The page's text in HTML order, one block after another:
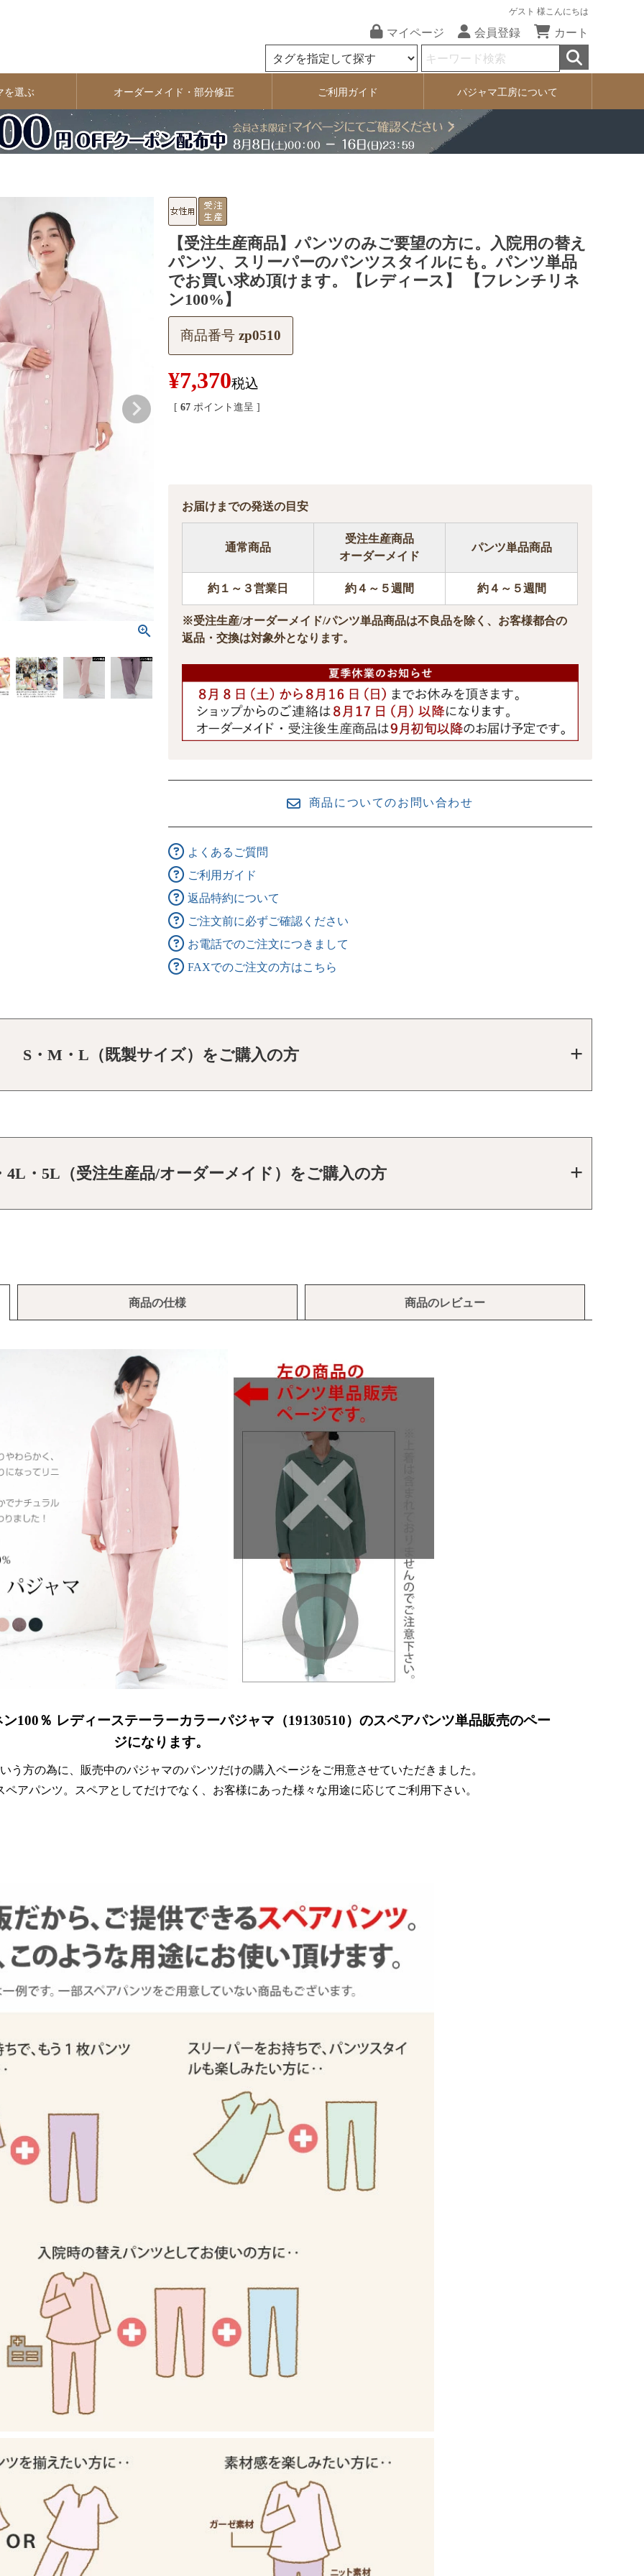
ゲスト 様こんにちは
マイページ 会員登録 カート
を選ぶ オーダーメイド・部分修正 ご利用ガイド パジャマ工房について
【受注生産商品】パンツのみご要望の方に。入院用の替え
パンツ、スリーパーのパンツスタイルにも。パンツ単品
でお買い求め頂けます。【レディース】 【フレンチリネ
ン100%】
商品番号 zp0510
¥7,370税込
[ 67 ポイント進呈 ]
お届けまでの発送の目安
通常商品
受注生産商品
オーダーメイド
パンツ単品商品
約１～３営業日 約４～５週間 約４～５週間
※受注生産/オーダーメイド/パンツ単品商品は不良品を除く、お客様都合の
返品・交換は対象外となります。
商品についてのお問い合わせ
よくあるご質問
ご利用ガイド
返品特約について
ご注文前に必ずご確認ください
お電話でのご注文につきまして
FAXでのご注文の方はこちら
S・M・L（既製サイズ）をご購入の方
・5L（受注生産品/オーダーメイド）をご購入の方
商品の仕様 商品のレビュー
100％ レディーステーラーカラーパジャマ（19130510）のスペアパンツ単品販売のペー
ジになります。
う方の為に、販売中のパジャマのパンツだけの購入ページをご用意させていただきました。
アパンツ。スペアとしてだけでなく、お客様にあった様々な用途に応じてご利用下さい。